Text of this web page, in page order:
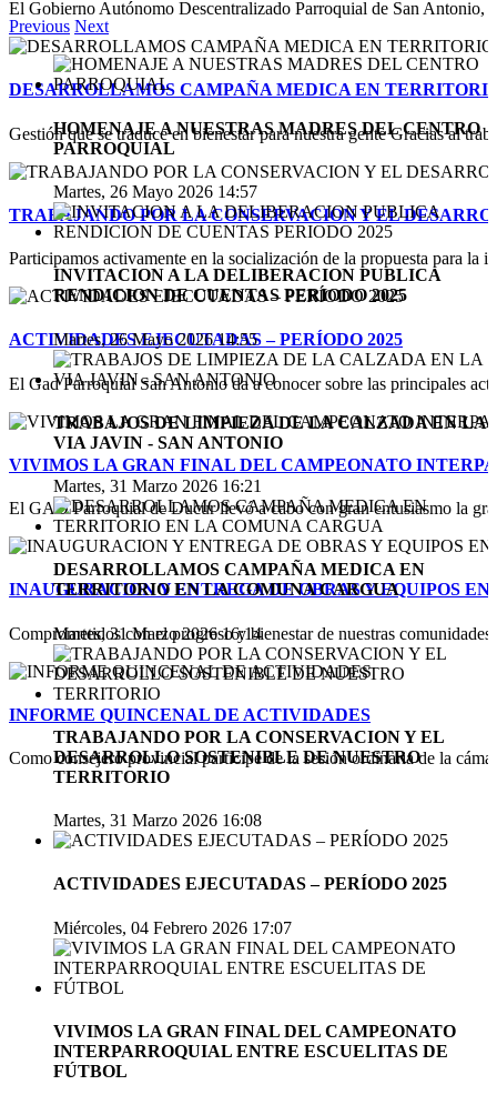
El Gobierno Autónomo Descentralizado Parroquial de San Antonio,
DESARROLLAMOS CAMPAÑA MEDICA EN
Gestión que se traduce en bienestar para nuestra gente Gracias al
TRABAJANDO POR LA CONSERVACION Y EL
Participamos activamente en la socialización de la propuesta para la
ACTIVIDADES EJECUTADAS – PERÍODO 2025
El Gad Parroquial San Antonio da a conocer sobre las principales
VIVIMOS LA GRAN FINAL DEL CAMPEONATO
El GAD Parroquial de Ducur llevó a cabo con gran entusiasmo la
INAUGURACION Y ENTREGA DE OBRAS Y EQUIPOS
Comprometidos con el progreso y bienestar de nuestras
INFORME QUINCENAL DE ACTIVIDADES
Como consejero provincial participé de la sesión ordinaria de la
Previous Next
HOMENAJE A NUESTRAS MADRES DEL CENTRO
PARROQUIAL
Martes, 26 Mayo 2026 14:57
INVITACION A LA DELIBERACION PUBLICA
RENDICION DE CUENTAS PERIODO 2025
Martes, 26 Mayo 2026 14:55
TRABAJOS DE LIMPIEZA DE LA CALZADA EN LA
VIA JAVIN - SAN ANTONIO
Martes, 31 Marzo 2026 16:21
DESARROLLAMOS CAMPAÑA MEDICA EN
TERRITORIO EN LA COMUNA CARGUA
Martes, 31 Marzo 2026 16:14
TRABAJANDO POR LA CONSERVACION Y EL
DESARROLLO SOSTENIBLE DE NUESTRO
TERRITORIO
Martes, 31 Marzo 2026 16:08
ACTIVIDADES EJECUTADAS – PERÍODO 2025
Miércoles, 04 Febrero 2026 17:07
VIVIMOS LA GRAN FINAL DEL CAMPEONATO
INTERPARROQUIAL ENTRE ESCUELITAS DE
FÚTBOL